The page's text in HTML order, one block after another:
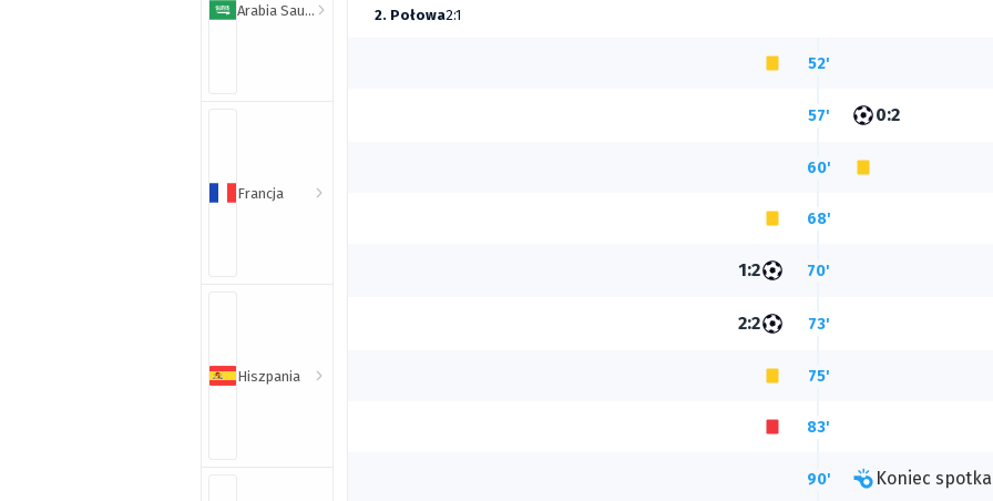
Arabia Saudyjska
Francja
Hiszpania
2. Połowa2:1
52'
57' 0:2
60'
68'
1:2 70'
2:2 73'
75'
83'
90' Koniec